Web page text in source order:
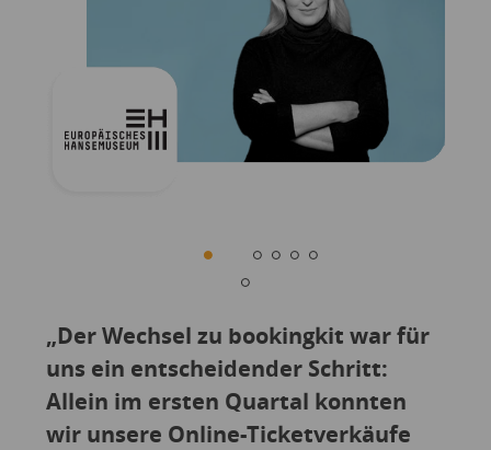
„Der Wechsel zu bookingkit war für
uns ein entscheidender Schritt:
Allein im ersten Quartal konnten
wir unsere Online-Ticketverkäufe